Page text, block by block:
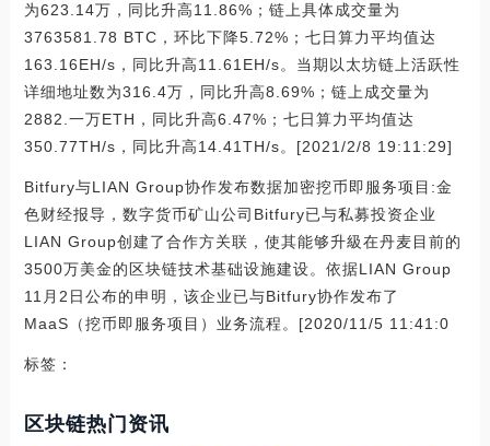
为623.14万，同比升高11.86%；链上具体成交量为
3763581.78 BTC，环比下降5.72%；七日算力平均值达
163.16EH/s，同比升高11.61EH/s。当期以太坊链上活跃性
详细地址数为316.4万，同比升高8.69%；链上成交量为
2882.一万ETH，同比升高6.47%；七日算力平均值达
350.77TH/s，同比升高14.41TH/s。[2021/2/8 19:11:29]
Bitfury与LIAN Group协作发布数据加密挖币即服务项目:金
色财经报导，数字货币矿山公司Bitfury已与私募投资企业
LIAN Group创建了合作方关联，使其能够升級在丹麦目前的
3500万美金的区块链技术基础设施建设。依据LIAN Group
11月2日公布的申明，该企业已与Bitfury协作发布了
MaaS（挖币即服务项目）业务流程。[2020/11/5 11:41:0
标签：
区块链热门资讯